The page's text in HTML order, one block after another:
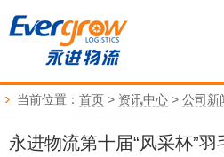
当前位置： 首页 > 资讯中心 > 公司新
永进物流第十届“风采杯”